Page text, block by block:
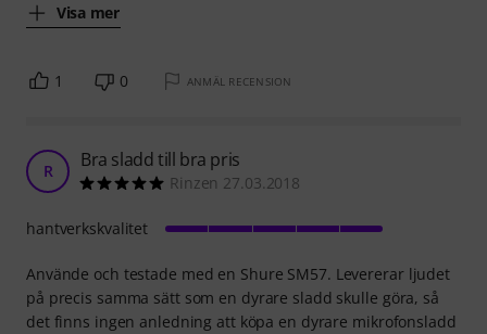
Visa mer
1 0 ANMÄL RECENSION
R Bra sladd till bra pris
Rinzen 27.03.2018
Använde och testade med en Shure SM57. Levererar ljudet
på precis samma sätt som en dyrare sladd skulle göra, så
det finns ingen anledning att köpa en dyrare mikrofonsladd
hantverkskvalitet